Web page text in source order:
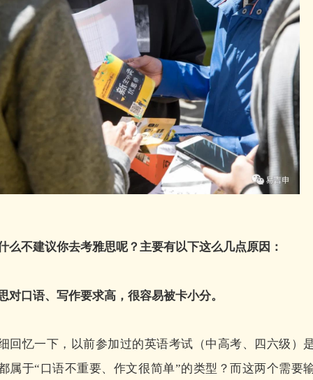
么不建议你去考雅思呢？ 主要有以下这么几点原因：
对口语、写作要求高，很容易被卡小分。
回忆一下，以前参加过的英语考试（中高考、四六级）
属于“口语不重要、作文很简单”的类型？而这两个需要